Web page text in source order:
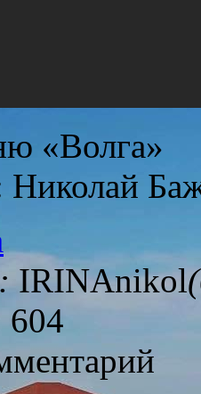
«Волга»
Николай
IRINAnikol
604